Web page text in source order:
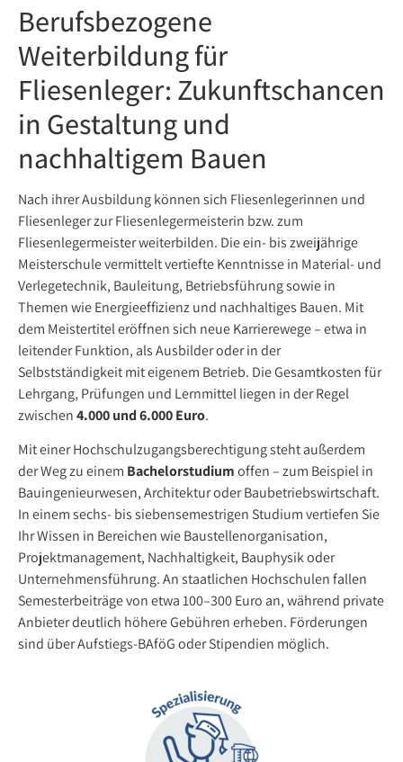
Berufsbezogene
Weiterbildung für
Fliesenleger: Zukunftschancen
in Gestaltung und
nachhaltigem Bauen
Nach ihrer Ausbildung können sich Fliesenlegerinnen und
Fliesenleger zur Fliesenlegermeisterin bzw. zum
Fliesenlegermeister weiterbilden. Die ein- bis zweijährige
Meisterschule vermittelt vertiefte Kenntnisse in Material- und
Verlegetechnik, Bauleitung, Betriebsführung sowie in
Themen wie Energieeffizienz und nachhaltiges Bauen. Mit
dem Meistertitel eröffnen sich neue Karrierewege – etwa in
leitender Funktion, als Ausbilder oder in der
Selbstständigkeit mit eigenem Betrieb. Die Gesamtkosten für
Lehrgang, Prüfungen und Lernmittel liegen in der Regel
zwischen4.000 und 6.000 Euro.
Mit einer Hochschulzugangsberechtigung steht außerdem
der Weg zu einem Bachelorstudiumoffen – zum Beispiel in
Bauingenieurwesen, Architektur oder Baubetriebswirtschaft.
In einem sechs- bis siebensemestrigen Studium vertiefen Sie
Ihr Wissen in Bereichen wie Baustellenorganisation,
Projektmanagement, Nachhaltigkeit, Bauphysik oder
Unternehmensführung. An staatlichen Hochschulen fallen
Semesterbeiträge von etwa 100–300 Euro an, während private
Anbieter deutlich höhere Gebühren erheben. Förderungen
sind über Aufstiegs-BAföG oder Stipendien möglich.